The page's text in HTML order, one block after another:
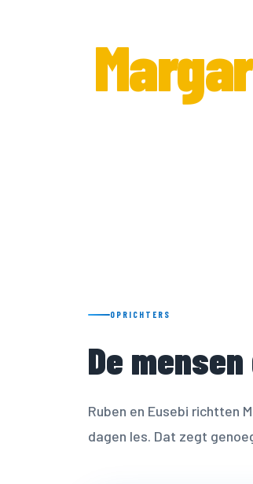
OPRICHTERS
De
Ruben en Eusebi richtten
dagen les. Dat zegt